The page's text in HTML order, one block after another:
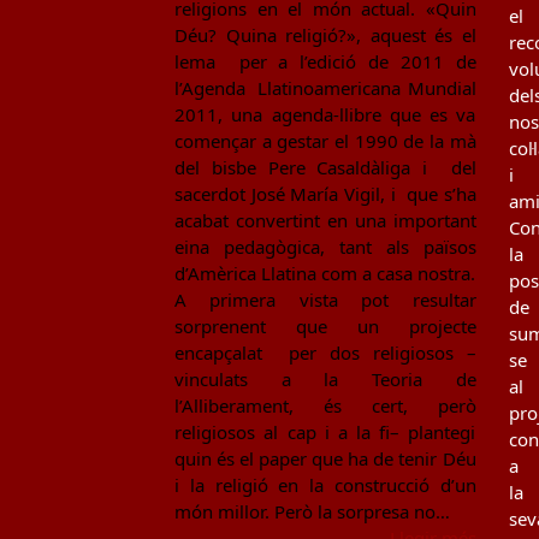
religions en el món actual. «Quin
Déu? Quina religió?», aquest és el
lema per a l’edició de 2011 de
l’Agenda Llatinoamericana Mundial
2011, una agenda-llibre que es va
començar a gestar el 1990 de la mà
del bisbe Pere Casaldàliga i del
sacerdot José María Vigil, i que s’ha
acabat convertint en una important
eina pedagògica, tant als països
d’Amèrica Llatina com a casa nostra.
A primera vista pot resultar
sorprenent que un projecte
encapçalat per dos religiosos –
vinculats a la Teoria de
l’Alliberament, és cert, però
religiosos al cap i a la fi– plantegi
quin és el paper que ha de tenir Déu
i la religió en la construcció d’un
món millor. Però la sorpresa no…
el
i
la
de
se
al
a
la